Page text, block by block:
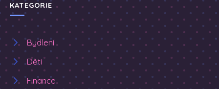
KATEGORIE
Bydlení
Děti
Finance